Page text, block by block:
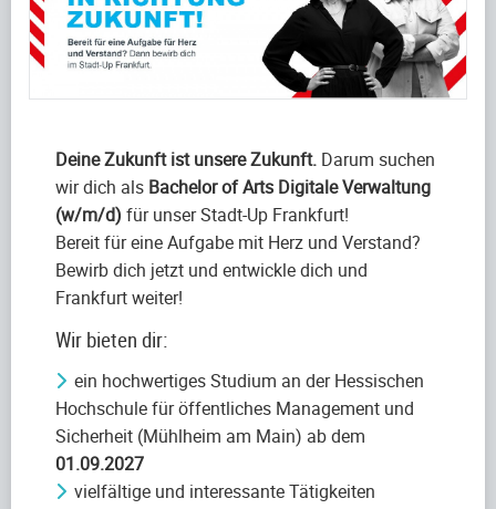
Deine Zukunft ist unsere Zukunft. Darum suchen
wir dich als Bachelor of Arts Digitale Verwaltung
(w/m/d) für unser Stadt-Up Frankfurt!
Bereit für eine Aufgabe mit Herz und Verstand?
Bewirb dich jetzt und entwickle dich und
Frankfurt weiter!
Wir bieten dir:
ein hochwertiges Studium an der Hessischen
Hochschule für öffentliches Management und
Sicherheit (Mühlheim am Main) ab dem
01.09.2027
vielfältige und interessante Tätigkeiten